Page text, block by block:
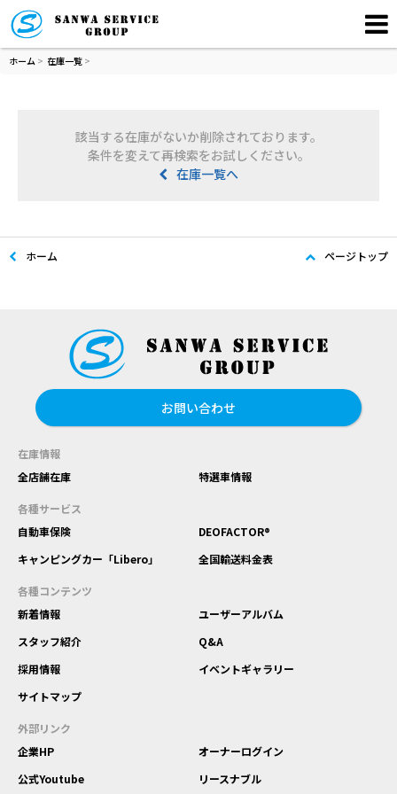
ホーム > 在庫一覧 >
該当する在庫がないか削除されております。
条件を変えて再検索をお試しください。
在庫一覧へ
ホーム ページトップ
お問い合わせ
在庫情報
全店舗在庫
特選車情報
各種サービス
自動車保険
DEOFACTOR®
キャンピングカー「Libero」
全国輸送料金表
各種コンテンツ
新着情報
ユーザーアルバム
スタッフ紹介
Q&A
採用情報
イベントギャラリー
サイトマップ
外部リンク
企業HP
オーナーログイン
公式Youtube
リースナブル